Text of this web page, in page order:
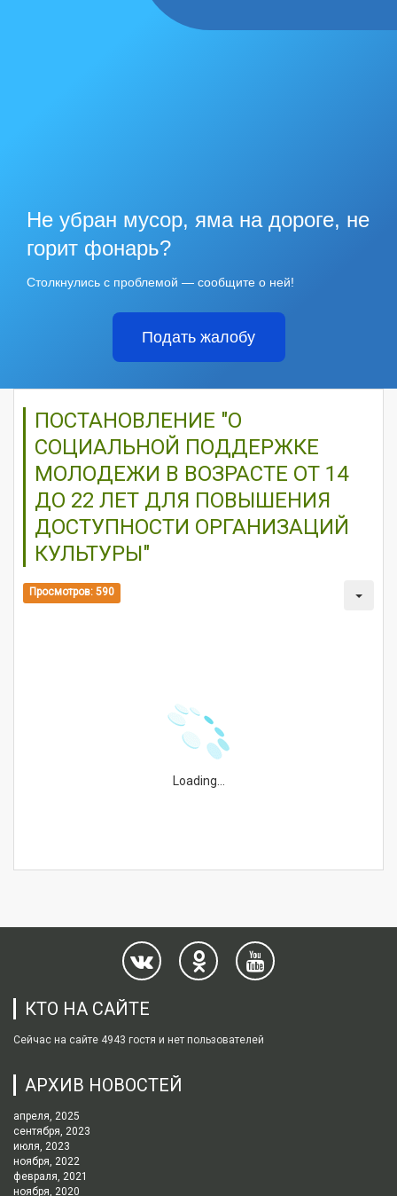
Не убран мусор, яма на дороге, не
горит фонарь?
Столкнулись с проблемой — сообщите о ней!
Подать жалобу
ПОСТАНОВЛЕНИЕ "О
СОЦИАЛЬНОЙ ПОДДЕРЖКЕ
МОЛОДЕЖИ В ВОЗРАСТЕ ОТ 14
ДО 22 ЛЕТ ДЛЯ ПОВЫШЕНИЯ
ДОСТУПНОСТИ ОРГАНИЗАЦИЙ
КУЛЬТУРЫ"
Просмотров: 590
Loading...
КТО НА САЙТЕ
Сейчас на сайте 4943 гостя и нет пользователей
АРХИВ НОВОСТЕЙ
апреля, 2025
сентября, 2023
июля, 2023
ноября, 2022
февраля, 2021
ноября, 2020